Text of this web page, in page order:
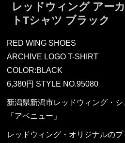
レッドウィング アー
トTシャツ ブラック
RED WING SHOES
ARCHIVE LOGO T-SHIRT
COLOR:BLACK
6,380円 STYLE NO.95080
新潟県新潟市レッドウィング・
「アベニュー」
レッドウィング・オリジナルのプ